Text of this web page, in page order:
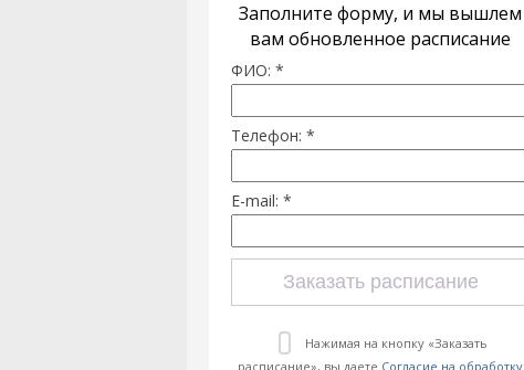
Заполните форму, и мы вышлем
вам обновленное расписание
ФИО: *
Телефон: *
E-mail: *
Заказать расписание
Нажимая на кнопку «Заказать
расписание», вы даете Согласие на обработку